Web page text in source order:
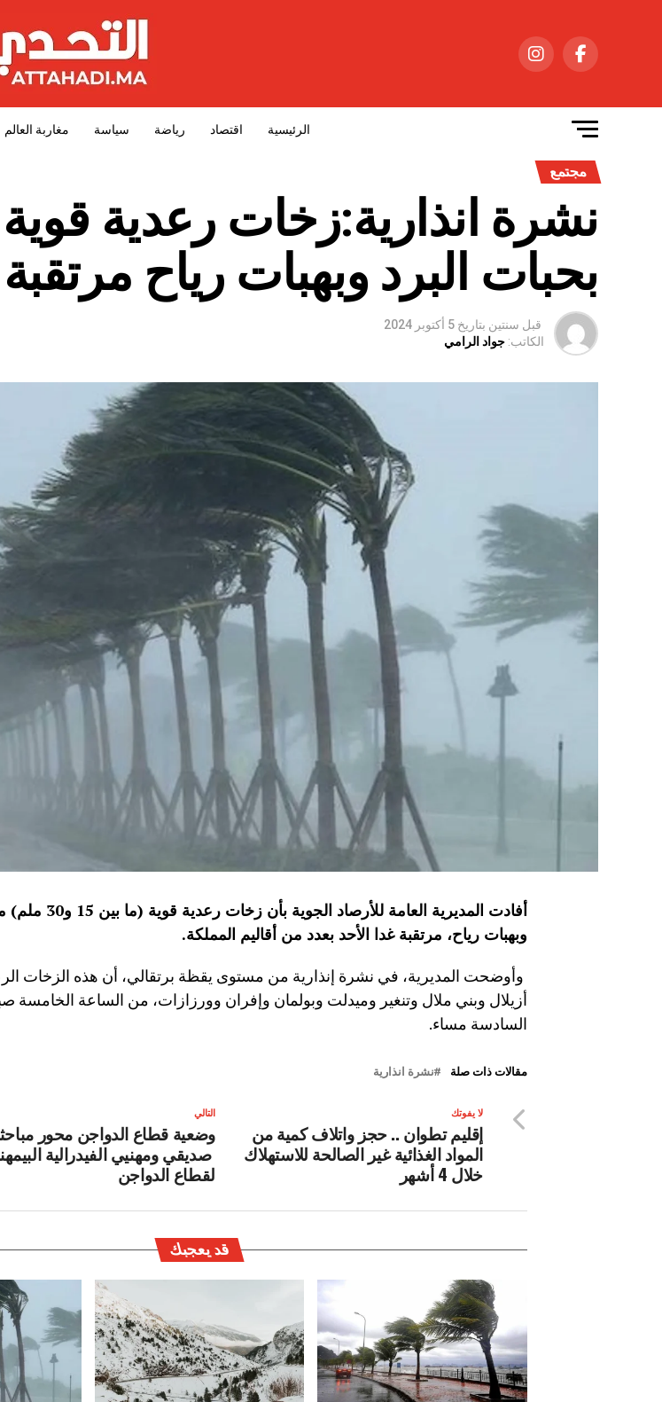
الرئيسية اقتصاد رياضة سياسة مغاربة العالم
مجتمع
نشرة انذارية:زخات رعدية
بحبات البرد وبهبات رياح
قبل سنتين بتاريخ 5 أكتوبر 2024
الكاتب: جواد الرامي
أفادت المديرية
وبهبات رياح، مرتقبة غدا الأحد بعدد من أقاليم المملكة.
وأوضحت المديرية، في نشرة إنذارية من مستوى يقظة برتقالي، أن هذه الزخات
أزيلال وبني ملال وتنغير وميدلت وبولمان وإفران وورزازات، من الساعة الخامسة
السادسة مساء.
مقالات ذات صلة نشرة انذارية
التالي
وضعية قطاع الدواجن محور
صديقي ومهنيي الفيدرالية
لقطاع الدواجن
لا يفوتك
إقليم تطوان .. حجز واتلاف كمية من
المواد الغذائية غير الصالحة للاستهلاك
خلال 4 أشهر
قد يعجبك